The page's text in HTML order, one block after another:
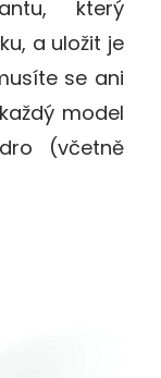
který
a uložit je
se ani
model
(včetně